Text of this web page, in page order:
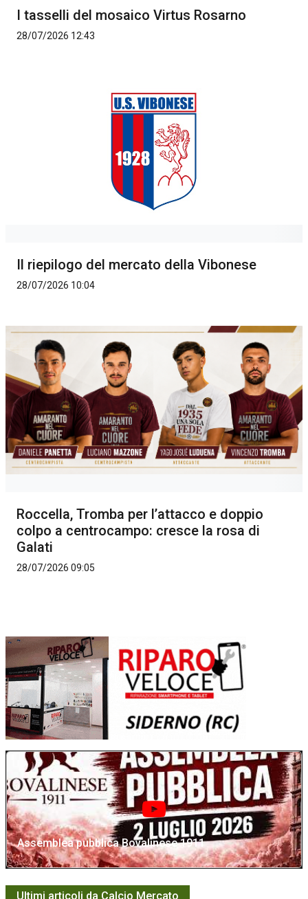
I tasselli del mosaico Virtus Rosarno
28/07/2026 12:43
Il riepilogo del mercato della Vibonese
28/07/2026 10:04
Roccella, Tromba per l’attacco e doppio
colpo a centrocampo: cresce la rosa di
Galati
28/07/2026 09:05
Assemblea pubblica Bovalinese 1911
Ultimi articoli da Calcio Mercato